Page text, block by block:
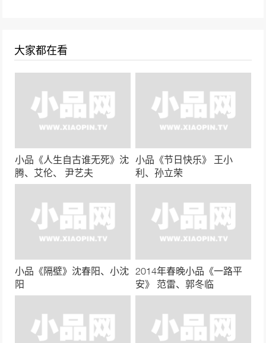
小品《同学会》常远，艾伦， 王宁
46731次播放
贾冰小品《要债》包袱层出不穷笑声不断
45855次播放
小品《光阴的故事》贾冰、张红爽
44264次播放
小品《碰瓷》杨冰、文松、宋小宝
42683次播放
小品《名侦探可真难》周云鹏最新搞笑升级
41529次播放
大家都在看
小品《人生自古谁无死》沈
腾、艾伦、 尹艺夫
小品《节日快乐》 王小
利、孙立荣
小品《隔壁》沈春阳、小沈
阳
2014年春晚小品《一路平
安》 范雷、郭冬临